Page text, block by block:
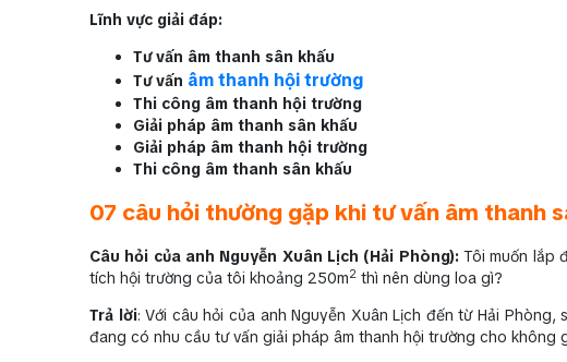
Lĩnh vực giải đáp:
Tư vấn âm thanh sân khấu
Tư vấn âm thanh hội trường
Thi công âm thanh hội trường
Giải pháp âm thanh sân khấu
Giải pháp âm thanh hội trường
Thi công âm thanh sân khấu
07 câu hỏi thường gặp khi tư vấn âm thanh
Câu hỏi của anh Nguyễn Xuân Lịch (Hải Phòng): Tôi muốn lắp
tích hội trường của tôi khoảng 250m2 thì nên dùng loa gì?
Trả lời: Với câu hỏi của anh Nguyễn Xuân Lịch đến từ Hải
đang có nhu cầu tư vấn giải pháp âm thanh hội trường cho không